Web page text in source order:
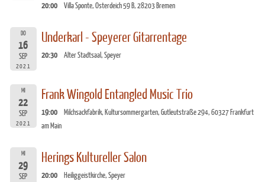
20:00 Villa Sponte, Osterdeich 59 B, 28203 Bremen
DO
16
SEP
2021
Underkarl - Speyerer Gitarrentage
20:30 Alter Stadtsaal, Speyer
MI
22
SEP
2021
Frank Wingold Entangled Music Trio
19:00
Milchsackfabrik, Kultursommergarten, Gutleutstraße 294, 60327 Frankfurt
am Main
MI
29
SEP
Herings Kultureller Salon
20:00 Heiliggeistkirche, Speyer